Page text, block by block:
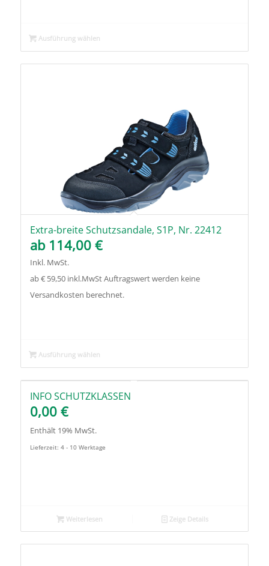
Ausführung wählen
Extra-breite Schutzsandale, S1P, Nr. 22412
ab 114,00 €
Inkl. MwSt.
ab € 59,50 inkl.MwSt Auftragswert werden keine
Versandkosten berechnet.
Ausführung wählen
INFO SCHUTZKLASSEN
0,00 €
Enthält 19% MwSt.
Lieferzeit: 4 - 10 Werktage
Weiterlesen Zeige Details